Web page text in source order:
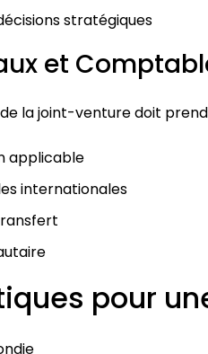
stratégiques
et
la joint-venture doit
applicable
internationales
pour